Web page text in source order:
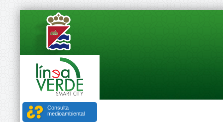
Consulta
medioambiental